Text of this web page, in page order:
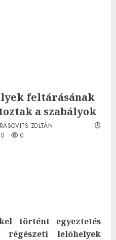
feltárásának
a szabályok
ZOLTÁN
0 0
történt egyeztetés
lelõhelyek